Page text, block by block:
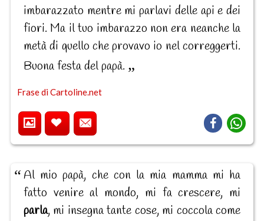
imbarazzato mentre mi parlavi delle api e dei
fiori. Ma il tuo imbarazzo non era neanche la
metà di quello che provavo io nel correggerti.
Buona festa del papà.
Frase di Cartoline.net
Al mio papà, che con la mia mamma mi ha
fatto venire al mondo, mi fa crescere, mi
parla, mi insegna tante cose, mi coccola come